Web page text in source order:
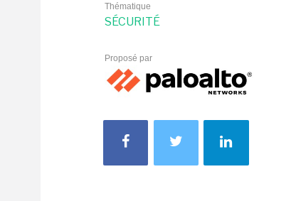
Thématique
SÉCURITÉ
Proposé par